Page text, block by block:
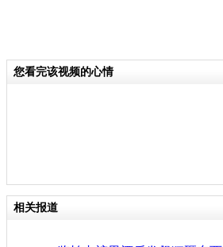
您看完该视频的心情
相关报道